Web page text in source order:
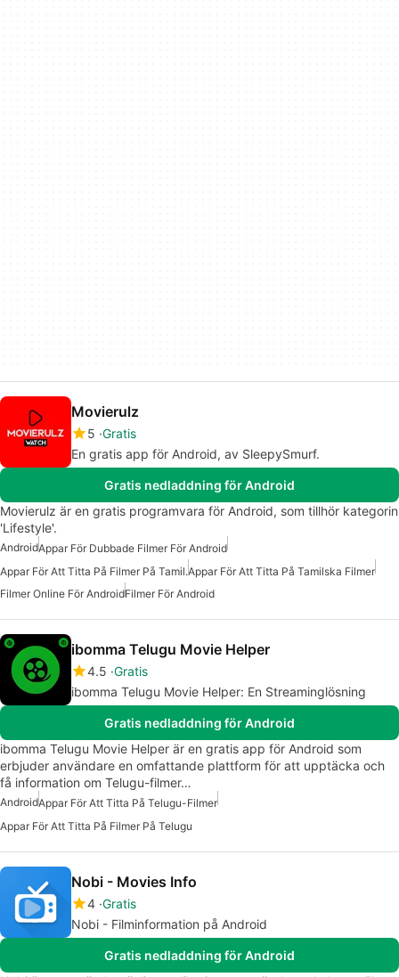
Movierulz
5 Gratis
En gratis app för Android, av SleepySmurf.
Gratis nedladdning för Android
Movierulz är en gratis programvara för Android, som tillhör kategorin
'Lifestyle'.
AndroidAppar För Dubbade Filmer För Android
Appar För Att Titta På Filmer På Tamil.Appar För Att Titta På Tamilska Filmer
Filmer Online För AndroidFilmer För Android
ibomma Telugu Movie Helper
4.5 Gratis
ibomma Telugu Movie Helper: En Streaminglösning
Gratis nedladdning för Android
ibomma Telugu Movie Helper är en gratis app för Android som
erbjuder användare en omfattande plattform för att upptäcka och
få information om Telugu-filmer…
AndroidAppar För Att Titta På Telugu-Filmer
Appar För Att Titta På Filmer På Telugu
Nobi - Movies Info
4 Gratis
Nobi - Filminformation på Android
Gratis nedladdning för Android